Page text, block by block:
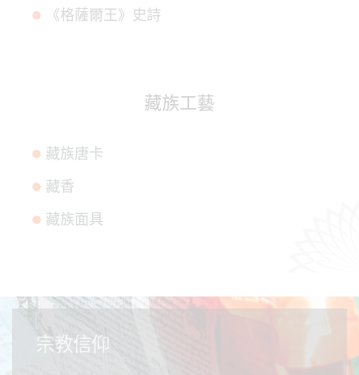
《格薩爾王》史詩
藏族工藝
藏族唐卡
藏香
藏族面具
宗教信仰